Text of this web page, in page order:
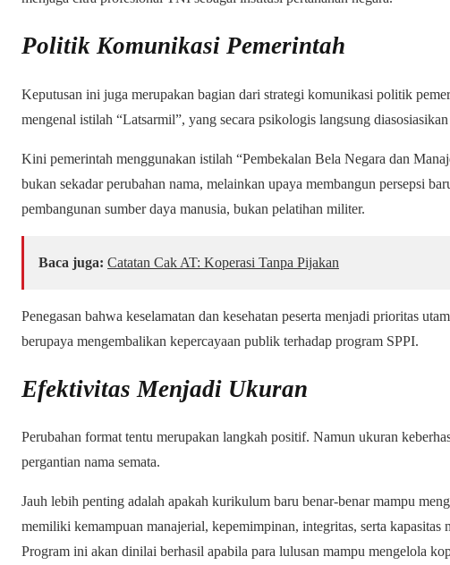
Politik Komunikasi Pemerintah
Keputusan ini juga merupakan bagian dari strategi komunikasi politik
mengenal istilah “Latsarmil”, yang secara psikologis langsung
Kini pemerintah menggunakan istilah “Pembekalan Bela Negara dan
bukan sekadar perubahan nama, melainkan upaya membangun persepsi
pembangunan sumber daya manusia, bukan pelatihan militer.
Baca juga: Catatan Cak AT: Koperasi Tanpa Pijakan
Penegasan bahwa keselamatan dan kesehatan peserta menjadi prioritas
berupaya mengembalikan kepercayaan publik terhadap program SPPI.
Efektivitas Menjadi Ukuran
Perubahan format tentu merupakan langkah positif. Namun ukuran
pergantian nama semata.
Jauh lebih penting adalah apakah kurikulum baru benar-benar mampu
memiliki kemampuan manajerial, kepemimpinan, integritas, serta kapasitas
Program ini akan dinilai berhasil apabila para lulusan mampu mengelola